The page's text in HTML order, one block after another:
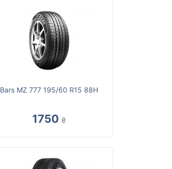
Bars MZ 777 195/60 R15 88H
1750 ₴